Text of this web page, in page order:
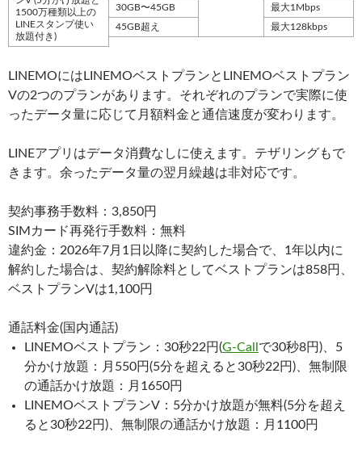
1500万種類以上の
LINEスタンプ使い
放題付き)
30GB〜45GB
最大1Mbps
45GB超え
最大128kbps
LINEMOにはLINEMOベストプランとLINEMOベストプラン
Vの2つのプランがあります。それぞれのプランで実際に使
ったデータ量に応じて月額料金と通信速度が変わります。
LINEアプリはデータ消費なしに使えます。テザリングもで
きます。余ったデータ量の翌月繰越は非対応です。
契約事務手数料：3,850円
SIMカード再発行手数料：無料
違約金：2026年7月1日以降に契約した場合で、1年以内に
解約した場合は、契約解除料としてベストプランは858円、
ベストプランVは1,100円
通話料金(国内通話)
LINEMOベストプラン：30秒22円(G-Callで30秒8円)、5
分かけ放題：月550円(5分を超えると30秒22円)、無制限
の通話かけ放題：月1650円
LINEMOベストプランV：5分かけ放題が無料(5分を超え
ると30秒22円)、無制限の通話かけ放題：月1100円